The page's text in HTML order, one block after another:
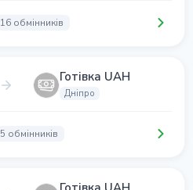
16 обмінників
Готівка UAH
Дніпро
5 обмінників